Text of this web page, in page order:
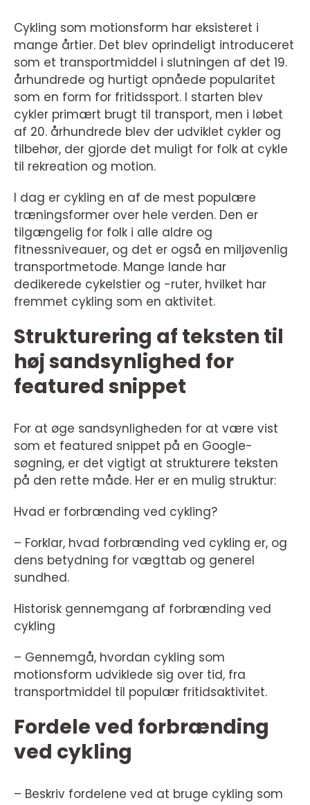
Cykling som motionsform har eksisteret i
mange årtier. Det blev oprindeligt introduceret
som et transportmiddel i slutningen af det 19.
århundrede og hurtigt opnåede popularitet
som en form for fritidssport. I starten blev
cykler primært brugt til transport, men i løbet
af 20. århundrede blev der udviklet cykler og
tilbehør, der gjorde det muligt for folk at cykle
til rekreation og motion.
I dag er cykling en af de mest populære
træningsformer over hele verden. Den er
tilgængelig for folk i alle aldre og
fitnessniveauer, og det er også en miljøvenlig
transportmetode. Mange lande har
dedikerede cykelstier og -ruter, hvilket har
fremmet cykling som en aktivitet.
Strukturering af teksten til
høj sandsynlighed for
featured snippet
For at øge sandsynligheden for at være vist
som et featured snippet på en Google-
søgning, er det vigtigt at strukturere teksten
på den rette måde. Her er en mulig struktur:
Hvad er forbrænding ved cykling?
– Forklar, hvad forbrænding ved cykling er, og
dens betydning for vægttab og generel
sundhed.
Historisk gennemgang af forbrænding ved
cykling
– Gennemgå, hvordan cykling som
motionsform udviklede sig over tid, fra
transportmiddel til populær fritidsaktivitet.
Fordele ved forbrænding
ved cykling
– Beskriv fordelene ved at bruge cykling som